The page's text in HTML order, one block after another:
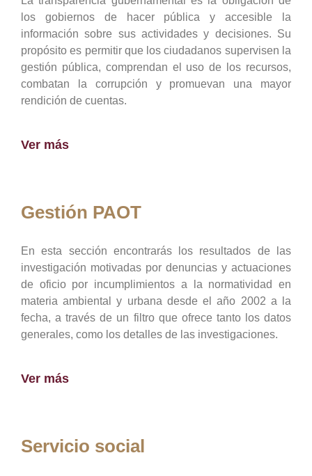
los gobiernos de hacer pública y accesible la
información sobre sus actividades y decisiones. Su
propósito es permitir que los ciudadanos supervisen la
gestión pública, comprendan el uso de los recursos,
combatan la corrupción y promuevan una mayor
rendición de cuentas.
Ver más
Gestión PAOT
En esta sección encontrarás los resultados de las
investigación motivadas por denuncias y actuaciones
de oficio por incumplimientos a la normatividad en
materia ambiental y urbana desde el año 2002 a la
fecha, a través de un filtro que ofrece tanto los datos
generales, como los detalles de las investigaciones.
Ver más
Servicio social